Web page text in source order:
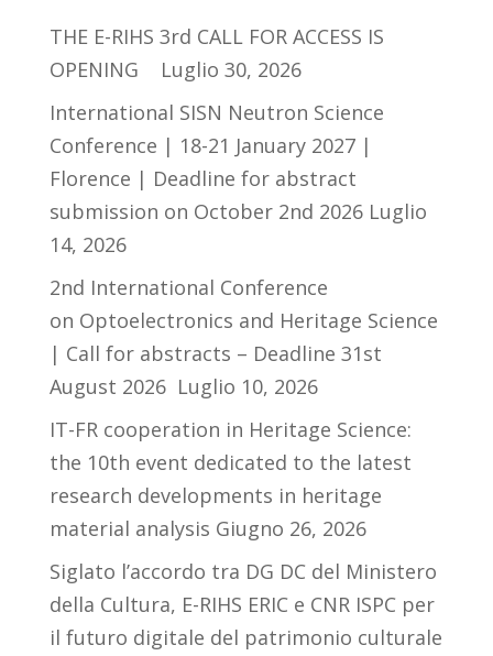
THE E-RIHS 3rd CALL FOR ACCESS IS
OPENING
Luglio 30, 2026
International SISN Neutron Science
Conference | 18-21 January 2027 |
Florence | Deadline for abstract
submission on October 2nd 2026 Luglio
14, 2026
2nd International Conference
on Optoelectronics and Heritage Science
| Call for abstracts – Deadline 31st
August 2026 Luglio 10, 2026
IT-FR cooperation in Heritage Science:
the 10th event dedicated to the latest
research developments in heritage
material analysis Giugno 26, 2026
Siglato l’accordo tra DG DC del Ministero
della Cultura, E-RIHS ERIC e CNR ISPC per
il futuro digitale del patrimonio culturale